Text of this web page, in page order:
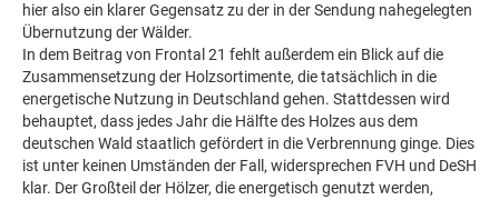
hier also ein klarer Gegensatz zu der in der Sendung nahegelegten
Übernutzung der Wälder.
In dem Beitrag von Frontal 21 fehlt außerdem ein Blick auf die
Zusammensetzung der Holzsortimente, die tatsächlich in die
energetische Nutzung in Deutschland gehen. Stattdessen wird
behauptet, dass jedes Jahr die Hälfte des Holzes aus dem
deutschen Wald staatlich gefördert in die Verbrennung ginge. Dies
ist unter keinen Umständen der Fall, widersprechen FVH und DeSH
klar. Der Großteil der Hölzer, die energetisch genutzt werden,